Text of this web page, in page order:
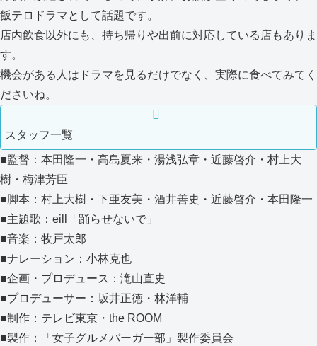
飯テロドラマとして話題です。
店内飲食以外にも、持ち帰りや出前に対応している店もありま
す。
機会がある人はドラマを見るだけでなく、実際に食べてみてく
ださいね。
スタッフ一覧
■監督：本田隆一・高島夏来・湯浅弘章・近藤啓介・村上大
樹・梅津芳臣
■脚本：村上大樹・下亜友美・酒井善史・近藤啓介・本田隆一
■主題歌：eill「踊らせないで」
■音楽：牧戸太郎
■ナレーション：小林克也
■企画・プロデュース：滝山直史
■プロデューサー：坂井正徳・林洋輔
■制作：テレビ東京・the ROOM
■製作：「女子グルメバーガー部」製作委員会